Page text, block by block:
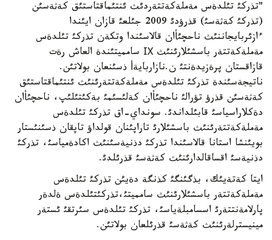
"تذركئ تئلدةس مةملةكةتتةردئث ئنتئماقتاستئق كةثةسئن
(تذركئ كةثةسئ) قذرؤدئ 2009 جئلعئ قازان ايئندا
ءازئربايجاننئث ناحچئأان قالاسئندا وتكةن تذركئ تئلدةس
مةملةكةتتةر باسشئلارئنئث ІХ سامميتئندة العاش رةت
قازاقستان پرةزيدةنتئ ن.نازاربايةأ ذسئنعان بولاتئن.
ناتيجةسئندة تذركئ تئلدةس مةملةكةتتةرئنئث ئنتئماقتاستئق
كةثةسئن قذرؤ تؤرالئ ناحچئأان كةلئسئمئ بةكئتئلئپ، ناحچئأان
دةكلاراسياسئ قابئلداندئ. سونداي-اق تذركئ تئلدةس
مةملةكةتتةرئنئث باسشئلارئ تاراپئنان قولداؤ تاپقان ذسئنئستار
بويئنشا استانا قالاسئندا تذركئ دذنيةسئنئث اكادةمياسئ، تذركئ
دذنيةسئ اقساقالدارئنئث كةثةسئ قذرئلدئ.
ايتا كةتةيئك، بذگئنگئ كذنگة دةيئن تذركئ تئلدةس
مةملةكةتتةر باسشئلارئنئث سامميتئ،تذركئتئلدةس ةلدةر
پارلامةنتتةرئ اسسامبلةياسئ، تذركئ تئلدةس سئرتقئ ئستةر
مينيسترلةرئنئث كةثةسئ قذرئلعان بولاتئن.